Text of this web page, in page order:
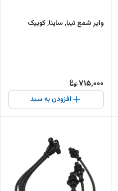
وایر شمع تیبا, ساینا, کوییک
715,000
افزودن به سبد